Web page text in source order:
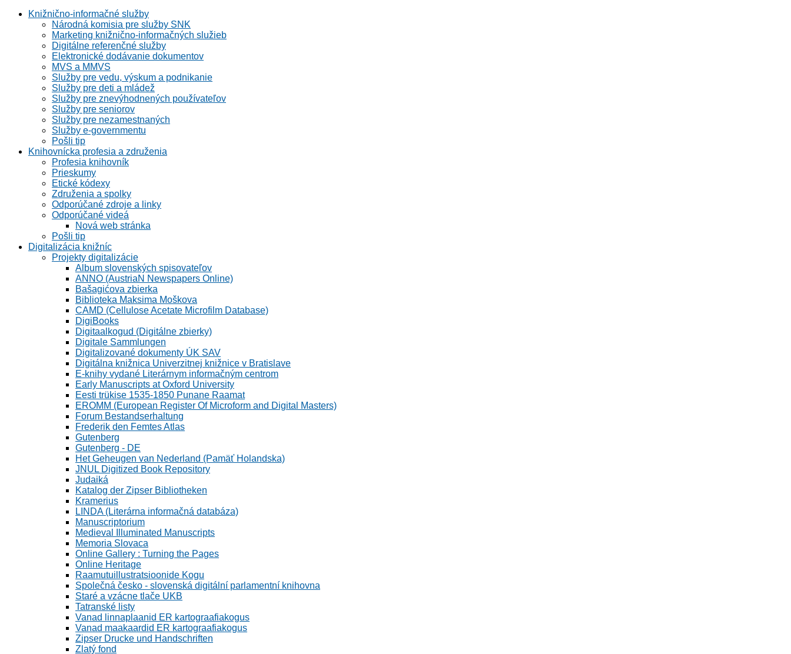
Knižnično-informačné služby
Národná komisia pre služby SNK
Marketing knižnično-informačných služieb
Digitálne referenčné služby
Elektronické dodávanie dokumentov
MVS a MMVS
Služby pre vedu, výskum a podnikanie
Služby pre deti a mládež
Služby pre znevýhodnených používateľov
Služby pre seniorov
Služby pre nezamestnaných
Služby e-governmentu
Pošli tip
Knihovnícka profesia a združenia
Profesia knihovník
Prieskumy
Etické kódexy
Združenia a spolky
Odporúčané zdroje a linky
Odporúčané videá
Nová web stránka
Pošli tip
Digitalizácia knižníc
Projekty digitalizácie
Album slovenských spisovateľov
ANNO (AustriaN Newspapers Online)
Bašagićova zbierka
Biblioteka Maksima Moškova
CAMD (Cellulose Acetate Microfilm Database)
DigiBooks
Digitaalkogud (Digitálne zbierky)
Digitale Sammlungen
Digitalizované dokumenty ÚK SAV
Digitálna knižnica Univerzitnej knižnice v Bratislave
E-knihy vydané Literárnym informačným centrom
Early Manuscripts at Oxford University
Eesti trükise 1535-1850 Punane Raamat
EROMM (European Register Of Microform and Digital Masters)
Forum Bestandserhaltung
Frederik den Femtes Atlas
Gutenberg
Gutenberg - DE
Het Geheugen van Nederland (Pamäť Holandska)
JNUL Digitized Book Repository
Judaiká
Katalog der Zipser Bibliotheken
Kramerius
LINDA (Literárna informačná databáza)
Manuscriptorium
Medieval Illuminated Manuscripts
Memoria Slovaca
Online Gallery : Turning the Pages
Online Heritage
Raamutuillustratsioonide Kogu
Společná česko - slovenská digitální parlamentní knihovna
Staré a vzácne tlače UKB
Tatranské listy
Vanad linnaplaanid ER kartograafiakogus
Vanad maakaardid ER kartograafiakogus
Zipser Drucke und Handschriften
Zlatý fond